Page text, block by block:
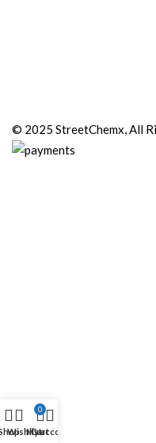
© 2025 StreetChemx, All
Wishlist
0
Cart
My account